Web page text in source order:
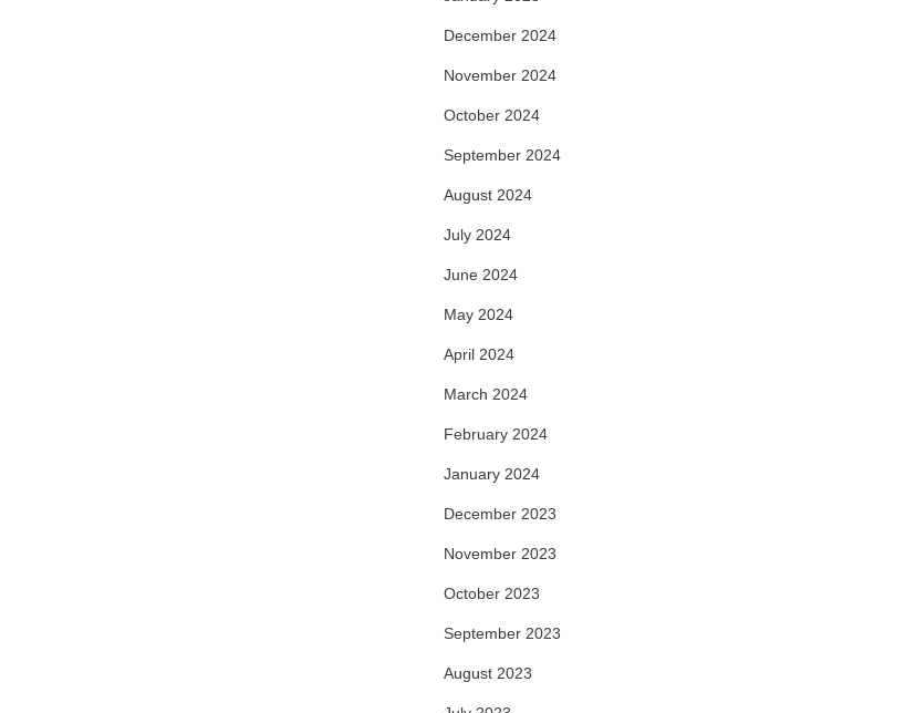
December 2024
November 2024
October 2024
September 2024
August 2024
July 2024
June 2024
May 2024
April 2024
March 2024
February 2024
January 2024
December 2023
November 2023
October 2023
September 2023
August 2023